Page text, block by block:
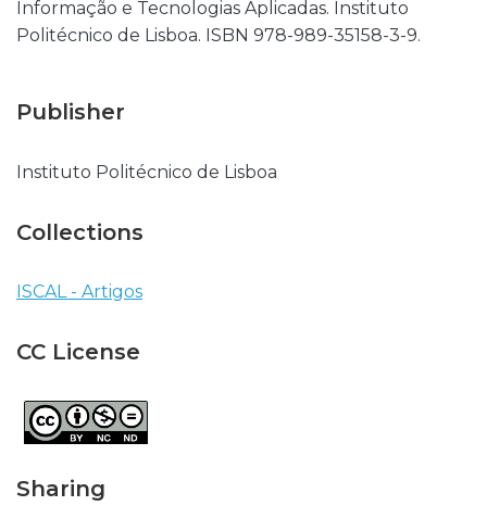
Informação e Tecnologias Aplicadas. Instituto
Politécnico de Lisboa. ISBN 978-989-35158-3-9.
Publisher
Instituto Politécnico de Lisboa
Collections
ISCAL - Artigos
CC License
Sharing